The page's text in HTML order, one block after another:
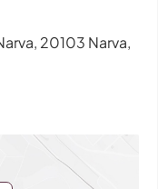
20103 Narva,